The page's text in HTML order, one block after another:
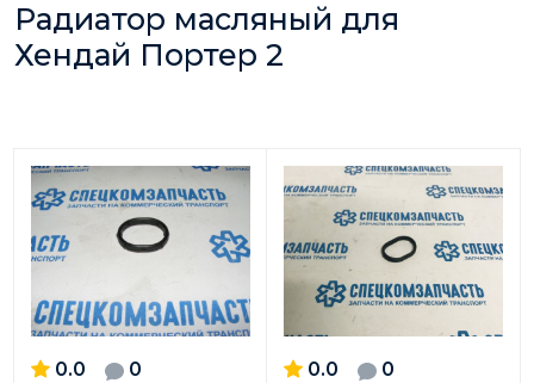
Радиатор масляный для
Хендай Портер 2
0.0
0
0.0
0